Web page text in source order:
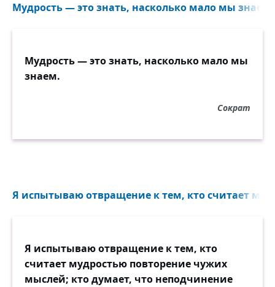
Мудрость — это знать, насколько мало мы
Мудрость — это знать, насколько мало мы
знаем.
Сократ
Я испытываю отвращение к тем, кто считает
Я испытываю отвращение к тем, кто
считает мудростью повторение чужих
мыслей; кто думает, что неподчинение